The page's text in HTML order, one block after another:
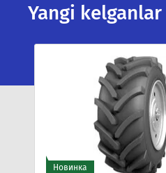
Yangi kelganlar
Новинка